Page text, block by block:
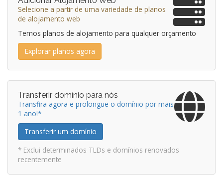
Selecione a partir de uma variedade de planos
de alojamento web
Temos planos de alojamento para qualquer orçamento
Explorar planos agora
Transferir domínio para nós
Transfira agora e prolongue o domínio por mais
1 ano!*
Transferir um domínio
* Exclui determinados TLDs e domínios renovados
recentemente